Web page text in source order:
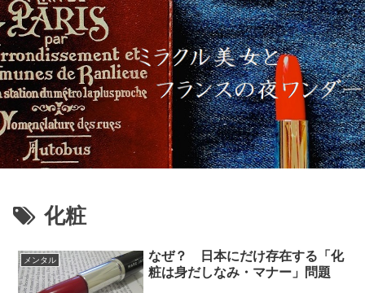
化粧
メンタル
なぜ？ 日本にだけ存在する「化
粧は身だしなみ・マナー」問題